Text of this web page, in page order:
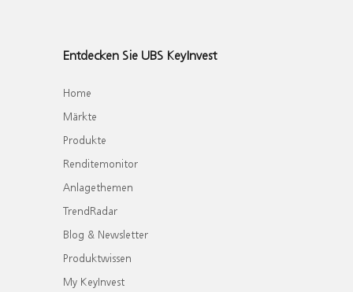
Entdecken Sie UBS KeyInvest
Home
Märkte
Produkte
Renditemonitor
Anlagethemen
TrendRadar
Blog & Newsletter
Produktwissen
My KeyInvest